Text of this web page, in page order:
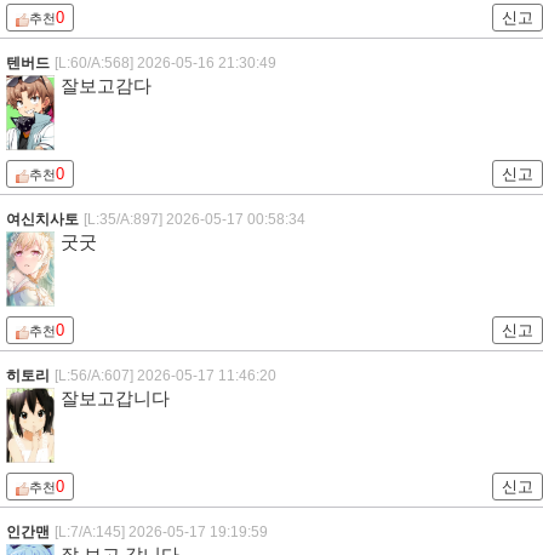
추천0 신고
텐버드 [L:60/A:568] 2026-05-16 21:30:49
잘보고감다
추천0 신고
여신치사토 [L:35/A:897] 2026-05-17 00:58:34
굿굿
추천0 신고
히토리 [L:56/A:607] 2026-05-17 11:46:20
잘보고갑니다
추천0 신고
인간맨 [L:7/A:145] 2026-05-17 19:19:59